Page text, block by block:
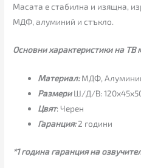
Масата е стабилна и изящна,
МДФ, алуминий и стъкло.
Основни характеристики на ТВ
Материал: МДФ,
РазмериШ/Д/В:
Цвят: Черен
Гаранция:2 години
*1 година гаранция на